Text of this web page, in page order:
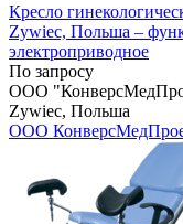
Кресло
Zywiec, Польша –
электроприводное
По запросу
ООО
Zywiec, Польша
ООО